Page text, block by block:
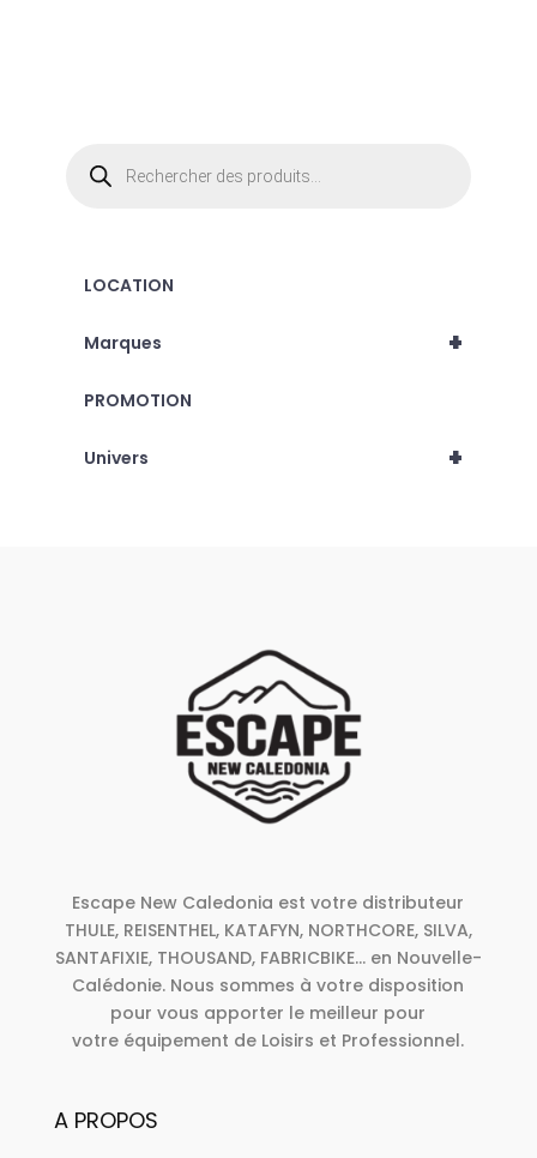
produits
LOCATION
+
Marques
PROMOTION
+
Univers
Escape New Caledonia est votre distributeur
THULE, REISENTHEL, KATAFYN, NORTHCORE, SILVA,
SANTAFIXIE, THOUSAND, FABRICBIKE... en Nouvelle-
Calédonie. Nous sommes à votre disposition
pour vous apporter le meilleur pour
votre équipement de Loisirs et Professionnel.
A PROPOS